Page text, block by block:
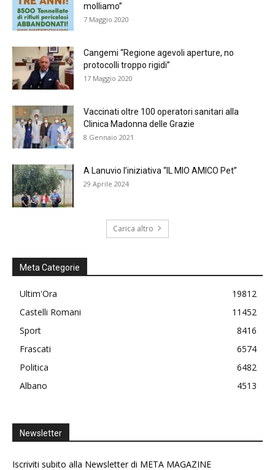
molliamo”
7 Maggio 2020
Cangemi “Regione agevoli aperture, no
protocolli troppo rigidi”
17 Maggio 2020
Vaccinati oltre 100 operatori sanitari alla
Clinica Madonna delle Grazie
8 Gennaio 2021
A Lanuvio l’iniziativa “IL MIO AMICO Pet”
29 Aprile 2024
Carica altro
Meta Categorie
Ultim'Ora
19812
Castelli Romani
11452
Sport
8416
Frascati
6574
Politica
6482
Albano
4513
Newsletter
Iscriviti subito alla Newsletter di META MAGAZINE